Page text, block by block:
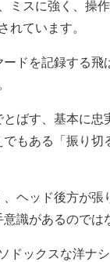
ミスに強く、操
ています。
ドを記録する飛
ばす、基本に忠
もある「振り切
ヘッド後方が張
識があるのでは
ドックスな洋ナ